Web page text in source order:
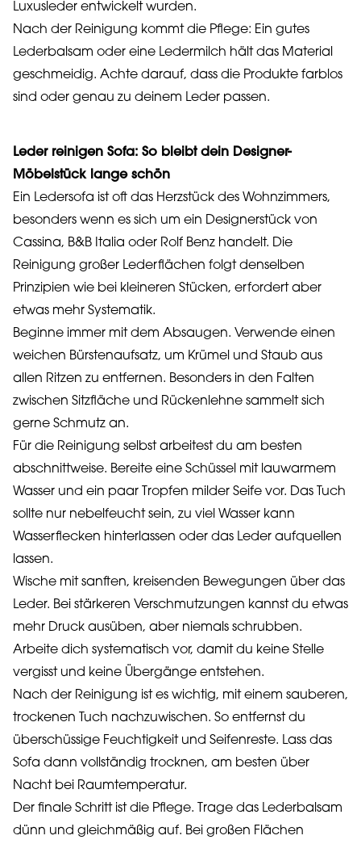
Luxusleder entwickelt wurden.
Nach der Reinigung kommt die Pflege: Ein gutes
Lederbalsam oder eine Ledermilch hält das Material
geschmeidig. Achte darauf, dass die Produkte farblos
sind oder genau zu deinem Leder passen.
Leder reinigen Sofa: So bleibt dein Designer-
Möbelstück lange schön
Ein Ledersofa ist oft das Herzstück des Wohnzimmers,
besonders wenn es sich um ein Designerstück von
Cassina, B&B Italia oder Rolf Benz handelt. Die
Reinigung großer Lederflächen folgt denselben
Prinzipien wie bei kleineren Stücken, erfordert aber
etwas mehr Systematik.
Beginne immer mit dem Absaugen. Verwende einen
weichen Bürstenaufsatz, um Krümel und Staub aus
allen Ritzen zu entfernen. Besonders in den Falten
zwischen Sitzfläche und Rückenlehne sammelt sich
gerne Schmutz an.
Für die Reinigung selbst arbeitest du am besten
abschnittweise. Bereite eine Schüssel mit lauwarmem
Wasser und ein paar Tropfen milder Seife vor. Das Tuch
sollte nur nebelfeucht sein, zu viel Wasser kann
Wasserflecken hinterlassen oder das Leder aufquellen
lassen.
Wische mit sanften, kreisenden Bewegungen über das
Leder. Bei stärkeren Verschmutzungen kannst du etwas
mehr Druck ausüben, aber niemals schrubben.
Arbeite dich systematisch vor, damit du keine Stelle
vergisst und keine Übergänge entstehen.
Nach der Reinigung ist es wichtig, mit einem sauberen,
trockenen Tuch nachzuwischen. So entfernst du
überschüssige Feuchtigkeit und Seifenreste. Lass das
Sofa dann vollständig trocknen, am besten über
Nacht bei Raumtemperatur.
Der finale Schritt ist die Pflege. Trage das Lederbalsam
dünn und gleichmäßig auf. Bei großen Flächen